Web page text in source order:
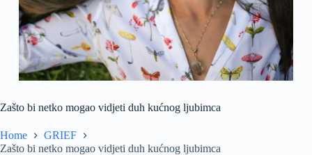
Zašto bi netko mogao vidjeti duh kućnog ljubimca
Home
GRIEF
Zašto bi netko mogao vidjeti duh kućnog ljubimca